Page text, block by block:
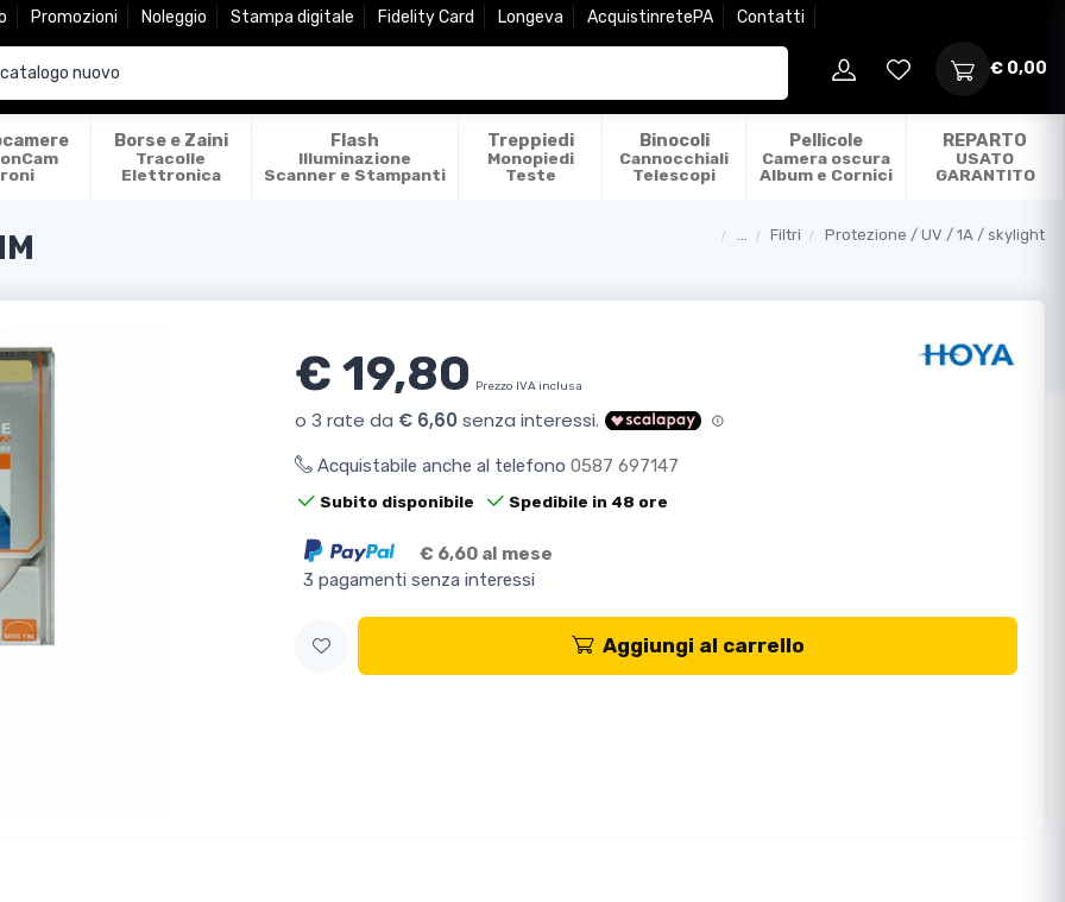
Promozioni Noleggio Stampa digitale Fidelity Card Longeva AcquistinretePA Contatti
€ 0,00
Borse e Zaini
Tracolle
Elettronica
Flash
Illuminazione
Scanner e Stampanti
Treppiedi
Monopiedi
Teste
Binocoli
Cannocchiali
Telescopi
Pellicole
Camera oscura
Album e Cornici
REPARTO
USATO
GARANTITO
Filtri Protezione / UV / 1A / skylight
€ 19,80 Prezzo IVA inclusa
Acquistabile anche al telefono 0587 697147
Subito disponibile Spedibile in 48 ore
€ 6,60 al mese
3 pagamenti senza interessi
Aggiungi al carrello